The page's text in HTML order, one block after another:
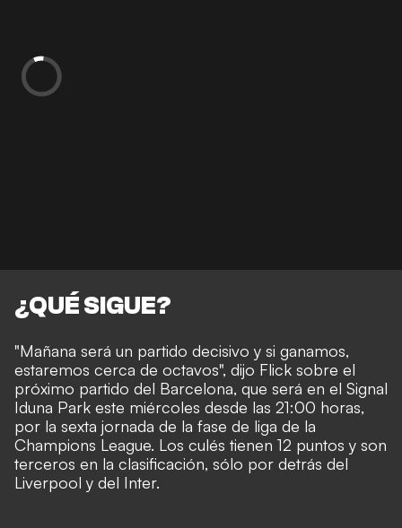
¿QUÉ SIGUE?
"Mañana será un partido decisivo y si ganamos,
estaremos cerca de octavos", dijo Flick sobre el
próximo partido del Barcelona, que será en el Signal
Iduna Park este miércoles desde las 21:00 horas,
por la sexta jornada de la fase de liga de la
Champions League. Los culés tienen 12 puntos y son
terceros en la clasificación, sólo por detrás del
Liverpool y del Inter.